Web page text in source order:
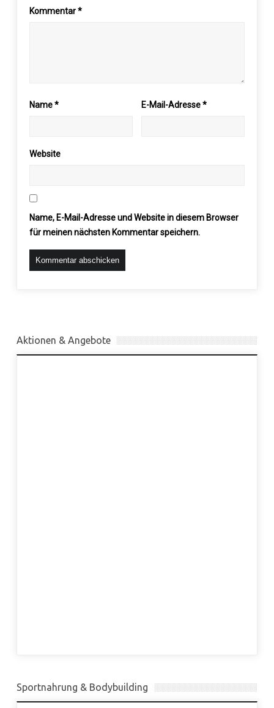
Kommentar*
Name* E-Mail-Adresse*
Website
Name, E-Mail-Adresse und Website in diesem Browser
für meinen nächsten Kommentar speichern.
Aktionen & Angebote
Sportnahrung & Bodybuilding